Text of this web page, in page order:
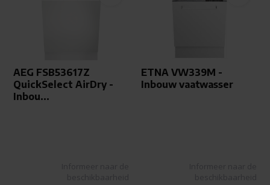
AEG FSB53617Z
QuickSelect AirDry -
Inbou...
ETNA VW339M -
Inbouw vaatwasser